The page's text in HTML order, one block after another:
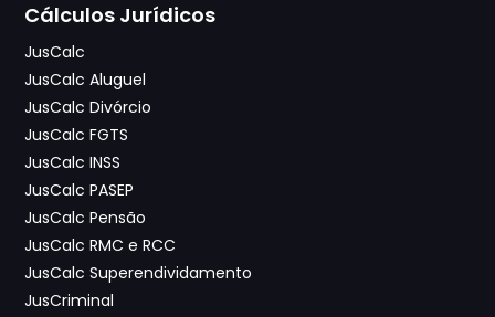
Cálculos Jurídicos
JusCalc
JusCalc Aluguel
JusCalc Divórcio
JusCalc FGTS
JusCalc INSS
JusCalc PASEP
JusCalc Pensão
JusCalc RMC e RCC
JusCalc Superendividamento
JusCriminal